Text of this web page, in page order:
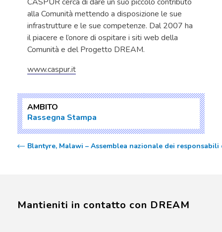
alla Comunità mettendo a disposizione le sue
infrastrutture e le sue competenze. Dal 2007 ha
il piacere e l’onore di ospitare i siti web della
Comunità e del Progetto DREAM.
www.caspur.it
AMBITO
Rassegna Stampa
Blantyre, Malawi – Assemblea nazionale dei responsabili
Mantieniti in contatto con DREAM